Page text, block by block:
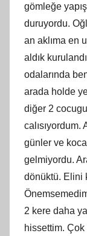
gömleğe
duruyordu.
an aklıma en
aldık
odalarında
arada holde
diğer 2
calısıyordum.
günler ve
gelmiyordu.
dönüktü. Elini
2 kere daha
hissettim. Çok